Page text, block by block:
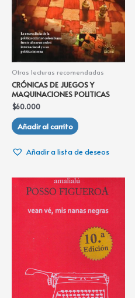
Otras lecturas recomendadas
CRÓNICAS DE JUEGOS Y
MAQUINACIONES POLITICAS
$60.000
Añadir al carrito
Añadir a lista de deseos